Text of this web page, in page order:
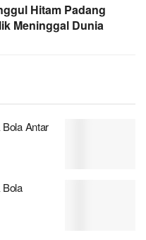
Hitam Padang
Meninggal Dunia
Antar
Bola